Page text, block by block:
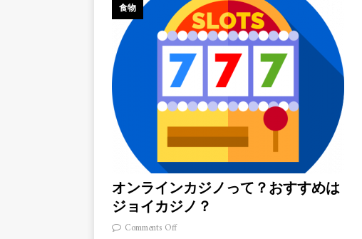
オンラインカジノって？おすすめは
ジョイカジノ？
食物
Comments Off